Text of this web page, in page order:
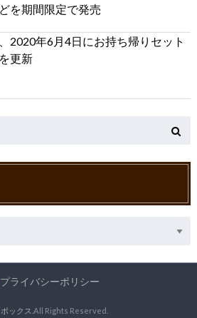
を期間限定で発売
2020年6月4日にお持ち帰りセット
更新
プライバシーポリシー
ックス .All Rights Reserved.